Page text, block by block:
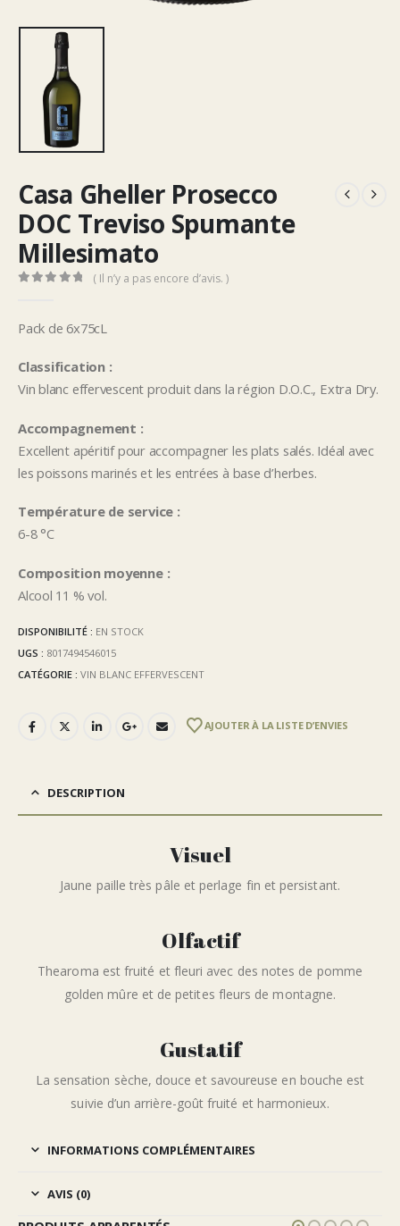
Casa Gheller Prosecco
DOC Treviso Spumante
Millesimato
( Il n’y a pas encore d’avis. )
Pack de 6x75cL
Classification :
Vin blanc effervescent produit dans la région D.O.C., Extra Dry.
Accompagnement :
Excellent apéritif pour accompagner les plats salés. Idéal avec
les poissons marinés et les entrées à base d’herbes.
Température de service :
6-8 °C
Composition moyenne :
Alcool 11 % vol.
DISPONIBILITÉ : EN STOCK
UGS : 8017494546015
CATÉGORIE : VIN BLANC EFFERVESCENT
AJOUTER À LA LISTE D’ENVIES
DESCRIPTION
Visuel
Jaune paille très pâle et perlage fin et persistant.
Olfactif
Thearoma est fruité et fleuri avec des notes de pomme
golden mûre et de petites fleurs de montagne.
Gustatif
La sensation sèche, douce et savoureuse en bouche est
suivie d’un arrière-goût fruité et harmonieux.
INFORMATIONS COMPLÉMENTAIRES
AVIS (0)